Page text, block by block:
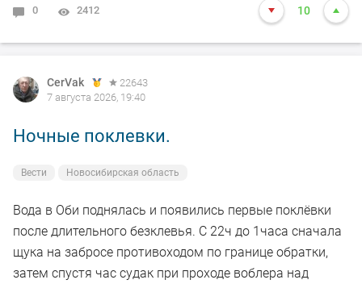
0 2412 10
CerVak
22643
7 августа 2026, 19:40
Ночные поклевки.
Вести Новосибирская область
Вода в Оби поднялась и появились первые поклёвки
после длительного безклевья. С 22ч до 1часа сначала
щука на забросе противоходом по границе обратки,
затем спустя час судак при проходе воблера над